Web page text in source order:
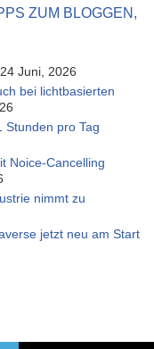
ZUM BLOGGEN,
Juni, 2026
bei lichtbasierten
Stunden pro Tag
Noice-Cancelling
nimmt zu
jetzt neu am Start